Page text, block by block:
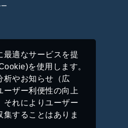
最適なサービスを提
を使用します。
析やお知らせ（広
ーザー利便性の向上
それによりユーザー
することはありま